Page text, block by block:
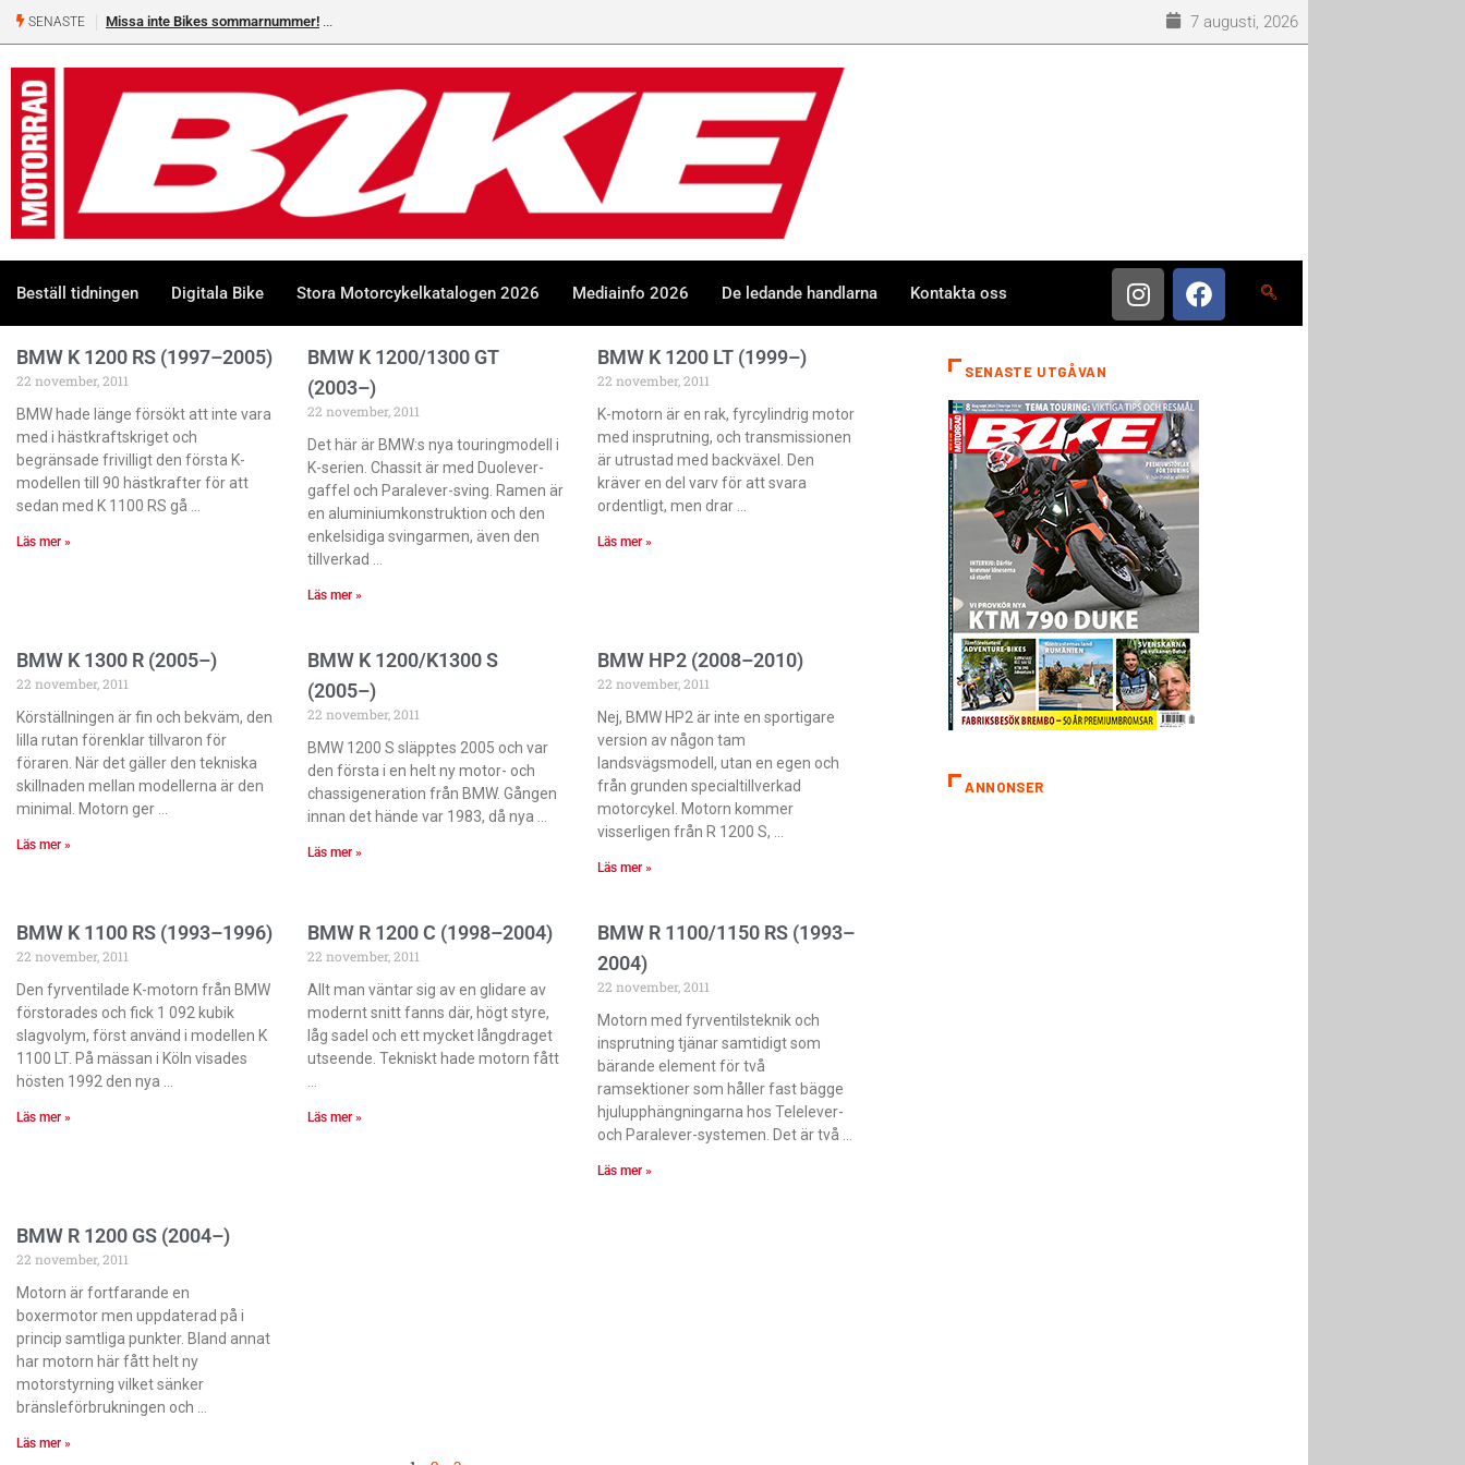
SENASTE Missa inte Bikes sommarnummer! 7 augusti, 2026
Beställ tidningen Digitala Bike Stora Motorcykelkatalogen 2026 Mediainfo 2026 De ledande handlarna Kontakta oss
BMW K 1200 RS (1997–2005)
22 november, 2011
BMW hade länge försökt att inte vara
med i hästkraftskriget och
begränsade frivilligt den första K-
modellen till 90 hästkrafter för att
sedan med K 1100 RS gå
Läs mer »
BMW K 1200/1300 GT
(2003–)
22 november, 2011
Det här är BMW:s nya touringmodell i
K-serien. Chassit är med Duolever-
gaffel och Paralever-sving. Ramen är
en aluminiumkonstruktion och den
enkelsidiga svingarmen, även den
tillverkad
Läs mer »
BMW K 1200 LT (1999–)
22 november, 2011
K-motorn är en rak, fyrcylindrig motor
med insprutning, och transmissionen
är utrustad med backväxel. Den
kräver en del varv för att svara
ordentligt, men drar
Läs mer »
BMW K 1300 R (2005–)
22 november, 2011
Körställningen är fin och bekväm, den
lilla rutan förenklar tillvaron för
föraren. När det gäller den tekniska
skillnaden mellan modellerna är den
minimal. Motorn ger
Läs mer »
BMW K 1200/K1300 S
(2005–)
22 november, 2011
BMW 1200 S släpptes 2005 och var
den första i en helt ny motor- och
chassigeneration från BMW. Gången
innan det hände var 1983, då nya
Läs mer »
BMW HP2 (2008–2010)
22 november, 2011
Nej, BMW HP2 är inte en sportigare
version av någon tam
landsvägsmodell, utan en egen och
från grunden specialtillverkad
motorcykel. Motorn kommer
visserligen från R 1200 S,
Läs mer »
BMW K 1100 RS (1993–1996)
22 november, 2011
Den fyrventilade K-motorn från BMW
förstorades och fick 1 092 kubik
slagvolym, först använd i modellen K
1100 LT. På mässan i Köln visades
hösten 1992 den nya
Läs mer »
BMW R 1200 C (1998–2004)
22 november, 2011
Allt man väntar sig av en glidare av
modernt snitt fanns där, högt styre,
låg sadel och ett mycket långdraget
utseende. Tekniskt hade motorn fått
Läs mer »
BMW R 1100/1150 RS (1993–
2004)
22 november, 2011
Motorn med fyrventilsteknik och
insprutning tjänar samtidigt som
bärande element för två
ramsektioner som håller fast bägge
hjulupphängningarna hos Telelever-
och Paralever-systemen. Det är två
Läs mer »
BMW R 1200 GS (2004–)
22 november, 2011
Motorn är fortfarande en
boxermotor men uppdaterad på i
princip samtliga punkter. Bland annat
har motorn här fått helt ny
motorstyrning vilket sänker
bränsleförbrukningen och
Läs mer »
SENASTE UTGÅVAN
ANNONSER